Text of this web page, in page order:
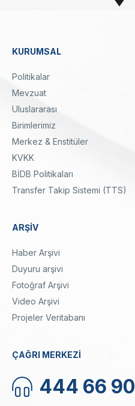
Dipnot
KURUMSAL
Politikalar
Mevzuat
Uluslararası
Birimlerimiz
Merkez & Enstitüler
KVKK
BİDB Politikaları
Transfer Takip Sistemi (TTS)
ARŞİV
Haber Arşivi
Duyuru arşivi
Fotoğraf Arşivi
Video Arşivi
Projeler Veritabanı
ÇAĞRI MERKEZİ
444 66 90